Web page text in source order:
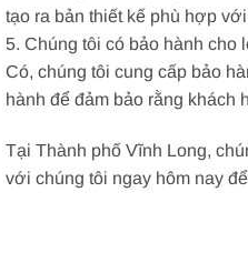
tạo ra bản thiết kế phù hợp
5. Chúng tôi có bảo hành cho
Có, chúng tôi cung cấp bảo
hành để đảm bảo rằng khách
Tại Thành phố Vĩnh Long,
với chúng tôi ngay hôm nay